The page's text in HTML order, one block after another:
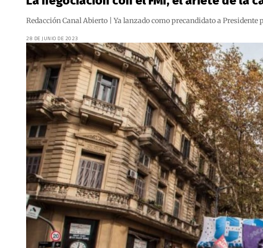
Redacción Canal Abierto | Ya lanzado como precandidato a
28 DE JUNIO DE 2023